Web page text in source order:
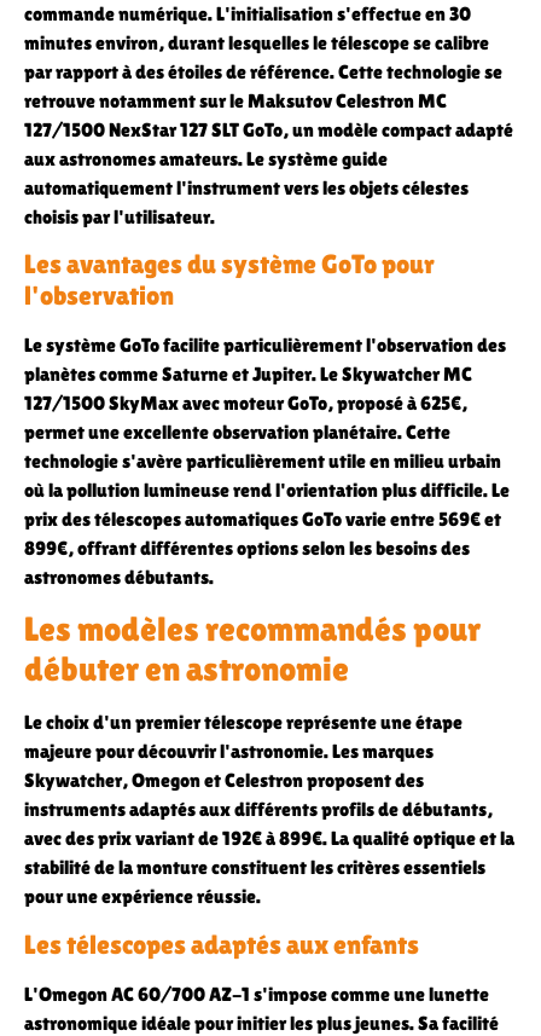
commande numérique. L'initialisation s'effectue en 30
minutes environ, durant lesquelles le télescope se calibre
par rapport à des étoiles de référence. Cette technologie se
retrouve notamment sur le Maksutov Celestron MC
127/1500 NexStar 127 SLT GoTo, un modèle compact adapté
aux astronomes amateurs. Le système guide
automatiquement l'instrument vers les objets célestes
choisis par l'utilisateur.
Les avantages du système GoTo pour
l'observation
Le système GoTo facilite particulièrement l'observation des
planètes comme Saturne et Jupiter. Le Skywatcher MC
127/1500 SkyMax avec moteur GoTo, proposé à 625€,
permet une excellente observation planétaire. Cette
technologie s'avère particulièrement utile en milieu urbain
où la pollution lumineuse rend l'orientation plus difficile. Le
prix des télescopes automatiques GoTo varie entre 569€ et
899€, offrant différentes options selon les besoins des
astronomes débutants.
Les modèles recommandés pour
débuter en astronomie
Le choix d'un premier télescope représente une étape
majeure pour découvrir l'astronomie. Les marques
Skywatcher, Omegon et Celestron proposent des
instruments adaptés aux différents profils de débutants,
avec des prix variant de 192€ à 899€. La qualité optique et la
stabilité de la monture constituent les critères essentiels
pour une expérience réussie.
Les télescopes adaptés aux enfants
L'Omegon AC 60/700 AZ-1 s'impose comme une lunette
astronomique idéale pour initier les plus jeunes. Sa facilité